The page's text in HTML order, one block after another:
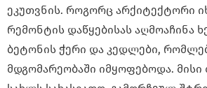
ეკუთვნის. როგორც არქიტექტორი
რემონტის დაწყებისას აღმოაჩინა
ბეტონის ჭერი და კედლები,
მდგომარეობაში იმყოფებოდა. მისი